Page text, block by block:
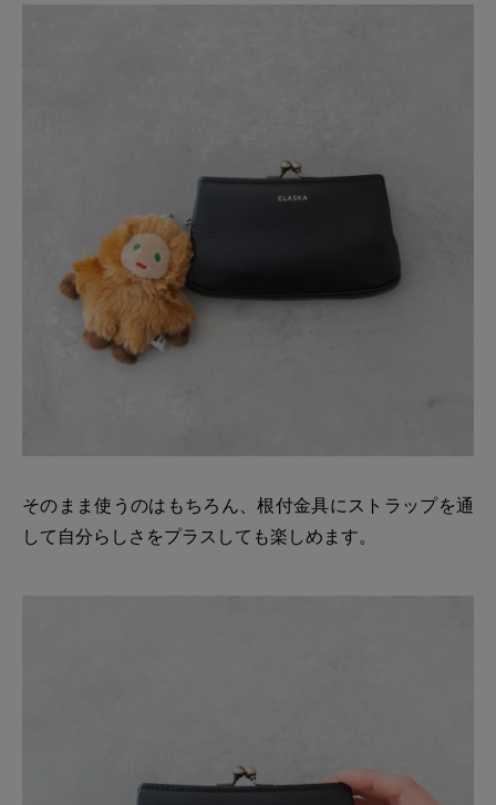
そのまま使うのはもちろん、根付金具にストラップを通
して自分らしさをプラスしても楽しめます。